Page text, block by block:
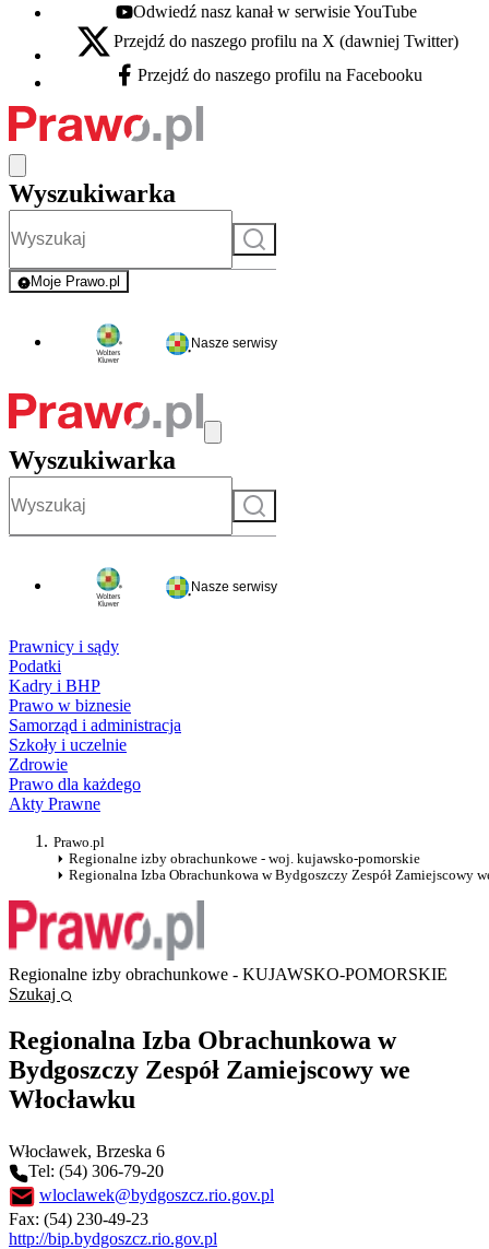
Youtube - otwiera się w nowej karcie
Odwiedź nasz kanał w serwisie YouTube
X - otwiera się w nowej karcie
Przejdź do naszego profilu na X (dawniej Twitter)
Facebook - otwiera się w nowej karcie
Przejdź do naszego profilu na Facebooku
Wyszukiwarka
Szukaj
Moje Prawo.pl
- rejestracja i logowanie do serwisu
Nasze serwisy
Wyszukiwarka
Szukaj
Nasze serwisy
Prawnicy i sądy
Podatki
Kadry i BHP
Prawo w biznesie
Samorząd i administracja
Szkoły i uczelnie
Zdrowie
Prawo dla każdego
Akty Prawne
Prawo.pl
Regionalne izby obrachunkowe - woj. kujawsko-pomorskie
Regionalna Izba Obrachunkowa w Bydgoszczy Zespół Zamiejscowy
Regionalne izby obrachunkowe - KUJAWSKO-POMORSKIE
Szukaj
Regionalna Izba Obrachunkowa w
Bydgoszczy Zespół Zamiejscowy we
Włocławku
Włocławek, Brzeska 6
Tel: (54) 306-79-20
wloclawek@bydgoszcz.rio.gov.pl
Fax: (54) 230-49-23
http://bip.bydgoszcz.rio.gov.pl